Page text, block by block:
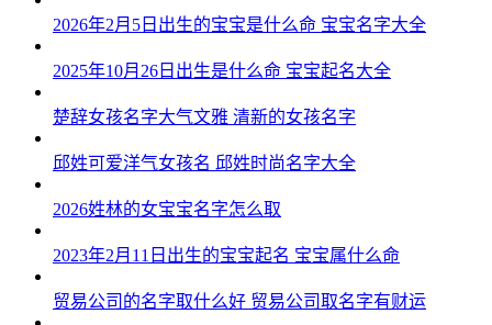
2026年2月5日出生的宝宝是什么命 宝宝名字大全
2025年10月26日出生是什么命 宝宝起名大全
楚辞女孩名字大气文雅 清新的女孩名字
邱姓可爱洋气女孩名 邱姓时尚名字大全
2026姓林的女宝宝名字怎么取
2023年2月11日出生的宝宝起名 宝宝属什么命
贸易公司的名字取什么好 贸易公司取名字有财运